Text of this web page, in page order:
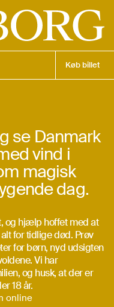
Køb billet
på
online
se Danmark
vind i
magisk
dag.
og hjælp hoffet med at
for tidlige død. Prøv
for børn, nyd udsigten
Vi har
og husk, at der er
18 år.